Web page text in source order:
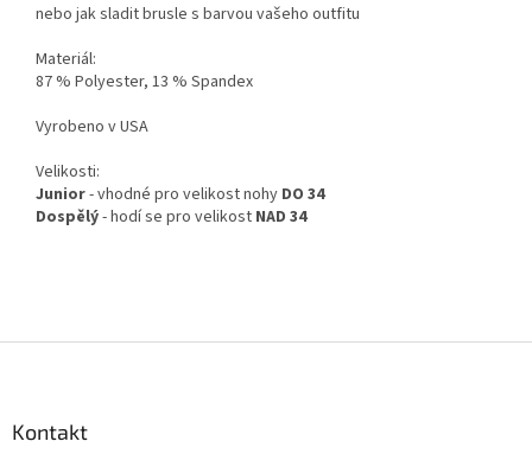
nebo jak sladit brusle s barvou vašeho outfitu
Materiál:
87 % Polyester, 13 % Spandex
Vyrobeno v USA
Velikosti:
Junior- vhodné pro velikost nohy DO 34
Dospělý- hodí se pro velikost NAD 34
Kontakt